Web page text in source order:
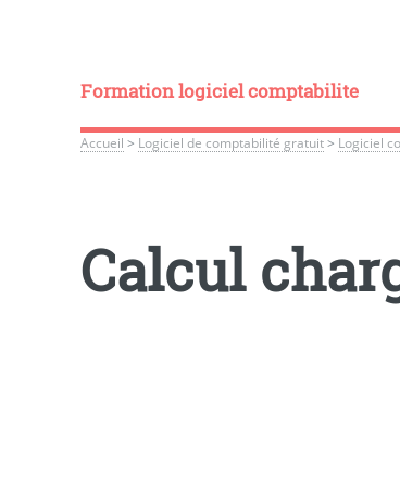
Formation logiciel comptabilite
Accueil > Logiciel de comptabilité gratuit> Logiciel
Calcul